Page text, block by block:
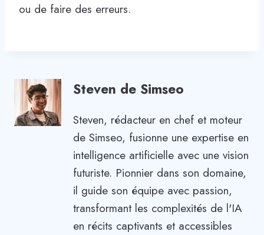
ou de faire des erreurs.
Steven de Simseo
Steven, rédacteur en chef et moteur
de Simseo, fusionne une expertise en
intelligence artificielle avec une vision
futuriste. Pionnier dans son domaine,
il guide son équipe avec passion,
transformant les complexités de l'IA
en récits captivants et accessibles